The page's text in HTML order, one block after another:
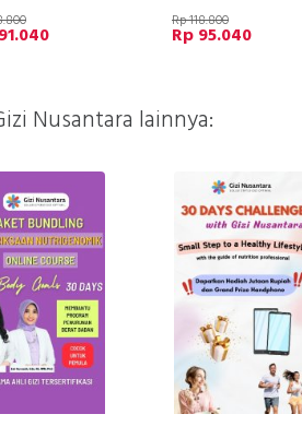
Rp 118.800
Rp 95.040
Nusantara lainnya: